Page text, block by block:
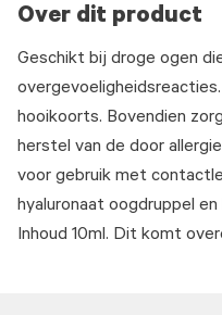
Over dit product
Geschikt bij droge ogen
hooikoorts. Bovendien
herstel van de door
voor gebruik met
hyaluronaat oogdruppel
Inhoud 10ml. Dit komt